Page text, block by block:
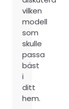
vilken
modell
som
skulle
passa
bäst
i
ditt
hem.